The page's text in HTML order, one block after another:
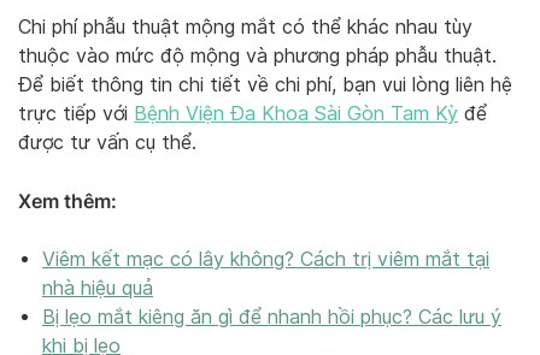
Chi phí phẫu thuật mộng mắt có thể khác nhau tùy
thuộc vào mức độ mộng và phương pháp phẫu thuật.
Để biết thông tin chi tiết về chi phí, bạn vui lòng liên hệ
trực tiếp với Bệnh Viện Đa Khoa Sài Gòn Tam Kỳ để
được tư vấn cụ thể.
Xem thêm:
Viêm kết mạc có lây không? Cách trị viêm mắt tại
nhà hiệu quả
Bị lẹo mắt kiêng ăn gì để nhanh hồi phục? Các lưu ý
khi bị lẹo